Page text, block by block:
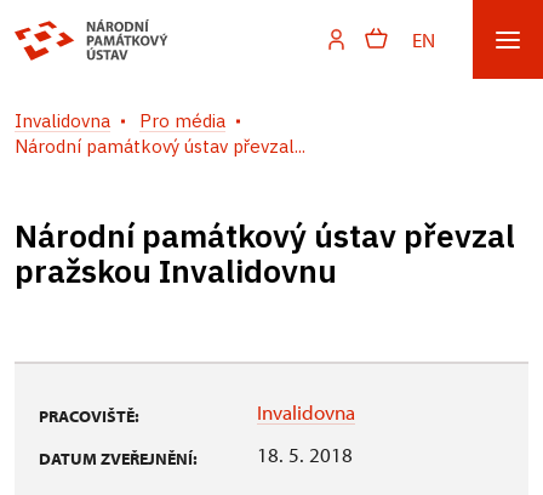
EN
Invalidovna
Pro média
Národní památkový ústav převzal...
Národní památkový ústav převzal
pražskou Invalidovnu
PRACOVIŠTĚ: Invalidovna
DATUM ZVEŘEJNĚNÍ: 18. 5. 2018